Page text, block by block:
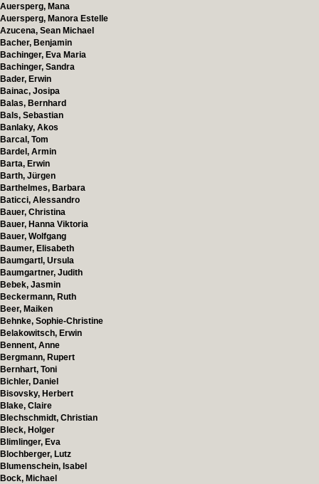
Auersperg, Mana
Auersperg, Manora Estelle
Azucena, Sean Michael
Bacher, Benjamin
Bachinger, Eva Maria
Bachinger, Sandra
Bader, Erwin
Bainac, Josipa
Balas, Bernhard
Bals, Sebastian
Banlaky, Akos
Barcal, Tom
Bardel, Armin
Barta, Erwin
Barth, Jürgen
Barthelmes, Barbara
Baticci, Alessandro
Bauer, Christina
Bauer, Hanna Viktoria
Bauer, Wolfgang
Baumer, Elisabeth
Baumgartl, Ursula
Baumgartner, Judith
Bebek, Jasmin
Beckermann, Ruth
Beer, Maiken
Behnke, Sophie-Christine
Belakowitsch, Erwin
Bennent, Anne
Bergmann, Rupert
Bernhart, Toni
Bichler, Daniel
Bisovsky, Herbert
Blake, Claire
Blechschmidt, Christian
Bleck, Holger
Blimlinger, Eva
Blochberger, Lutz
Blumenschein, Isabel
Bock, Michael